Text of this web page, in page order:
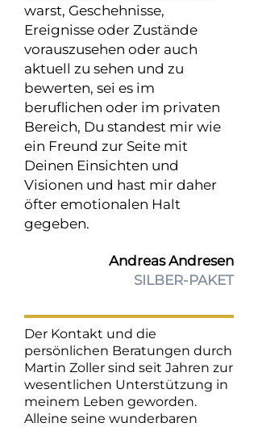
warst, Geschehnisse,
Ereignisse oder Zustände
vorauszusehen oder auch
aktuell zu sehen und zu
bewerten, sei es im
beruflichen oder im privaten
Bereich, Du standest mir wie
ein Freund zur Seite mit
Deinen Einsichten und
Visionen und hast mir daher
öfter emotionalen Halt
gegeben.
Andreas Andresen
SILBER-PAKET
Der Kontakt und die
persönlichen Beratungen durch
Martin Zoller sind seit Jahren zur
wesentlichen Unterstützung in
meinem Leben geworden.
Alleine seine wunderbaren